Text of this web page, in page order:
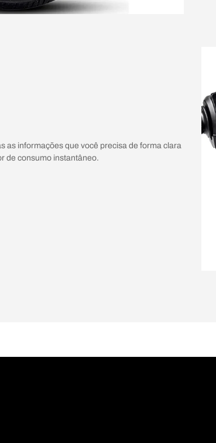
as informações que você precisa de forma clara
de consumo instantâneo.